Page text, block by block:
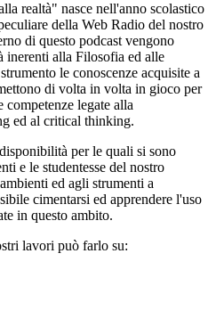
realtà" nasce nell'anno scolastico
della Web Radio del nostro
di questo podcast vengono
inerenti alla Filosofia ed alle
le conoscenze acquisite a
di volta in volta in gioco per
legate alla
ed al critical thinking.
per le quali si sono
e le studentesse del nostro
ed agli strumenti a
cimentarsi ed apprendere l'uso
in questo ambito.
lavori può farlo su: